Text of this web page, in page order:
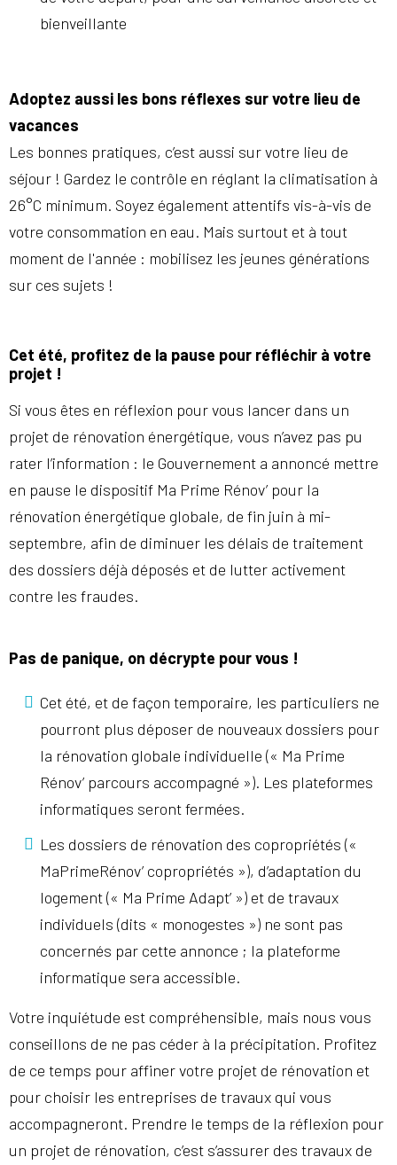
bienveillante
Adoptez aussi les bons réflexes sur votre lieu de
vacances
Les bonnes pratiques, c’est aussi sur votre lieu de
séjour ! Gardez le contrôle en réglant la climatisation à
26°C minimum. Soyez également attentifs vis-à-vis de
votre consommation en eau. Mais surtout et à tout
moment de l'année : mobilisez les jeunes générations
sur ces sujets !
Cet été, profitez de la pause pour réfléchir à votre
projet !
Si vous êtes en réflexion pour vous lancer dans un
projet de rénovation énergétique, vous n’avez pas pu
rater l’information : le Gouvernement a annoncé mettre
en pause le dispositif Ma Prime Rénov’ pour la
rénovation énergétique globale, de fin juin à mi-
septembre, afin de diminuer les délais de traitement
des dossiers déjà déposés et de lutter activement
contre les fraudes.
Pas de panique, on décrypte pour vous !
Cet été, et de façon temporaire, les particuliers ne
pourront plus déposer de nouveaux dossiers pour
la rénovation globale individuelle (« Ma Prime
Rénov’ parcours accompagné »). Les plateformes
informatiques seront fermées.
Les dossiers de rénovation des copropriétés («
MaPrimeRénov’ copropriétés »), d’adaptation du
logement (« Ma Prime Adapt’ ») et de travaux
individuels (dits « monogestes ») ne sont pas
concernés par cette annonce ; la plateforme
informatique sera accessible.
Votre inquiétude est compréhensible, mais nous vous
conseillons de ne pas céder à la précipitation. Profitez
de ce temps pour affiner votre projet de rénovation et
pour choisir les entreprises de travaux qui vous
accompagneront. Prendre le temps de la réflexion pour
un projet de rénovation, c’est s’assurer des travaux de